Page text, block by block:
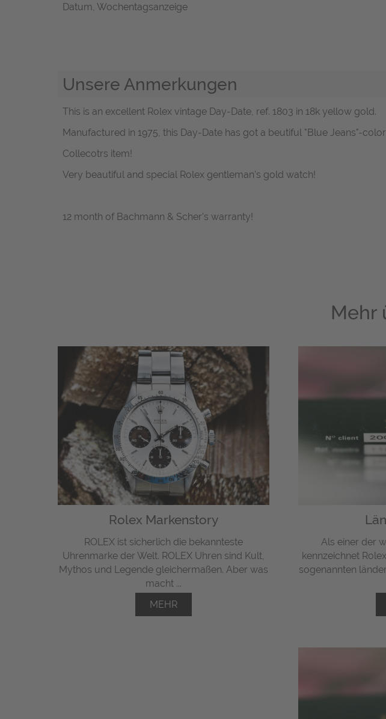
Datum, Wochentagsanzeige
Unsere Anmerkungen
This is an excellent Rolex vintage Day-Date, ref. 1803 in 18k yellow gold.
Manufactured in 1975, this Day-Date has got a beutiful "Blue Jeans"-
Collecotrs item!
Very beautiful and special Rolex gentleman's gold watch!
12 month of Bachmann & Scher's warranty!
Mehr
Rolex Markenstory
ROLEX ist sicherlich die bekannteste
Uhrenmarke der Welt. ROLEX Uhren sind Kult,
Mythos und Legende gleichermaßen. Aber was
macht ...
MEHR
Als einer der
kennzeichnet
sogenannten